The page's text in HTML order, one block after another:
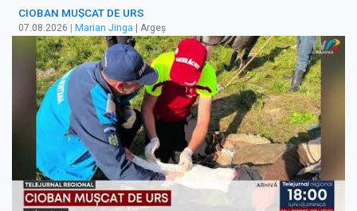
CIOBAN MUȘCAT DE URS
07.08.2026 | Marian Jinga | Argeș